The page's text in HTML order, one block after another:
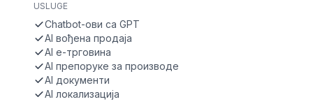
USLUGE
Chatbot-ови са GPT
AI вођена продаја
AI е-трговина
AI препоруке за производе
AI документи
AI локализација